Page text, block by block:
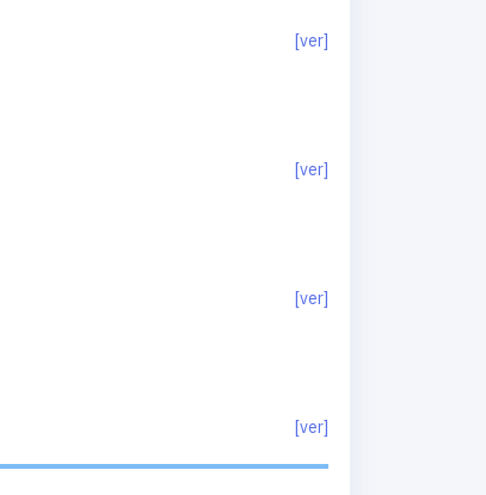
[ver]
[ver]
[ver]
[ver]